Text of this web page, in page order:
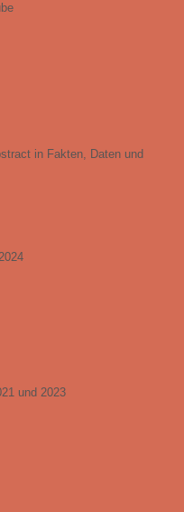
in Fakten, Daten und
und 2023